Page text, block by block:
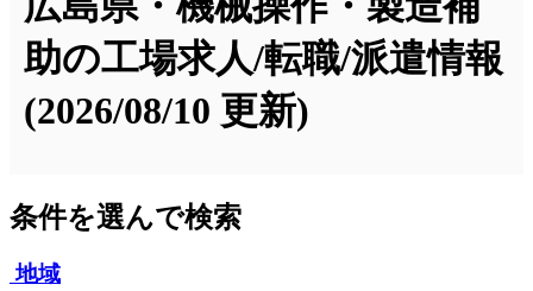
助の工場求人/転職/派遣情報
(2026/08/10 更新)
条件を選んで検索
地域